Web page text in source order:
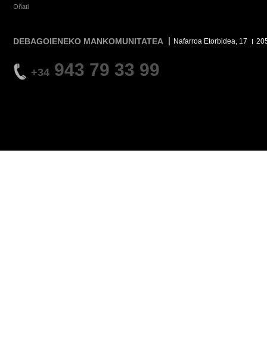
Oñati
DEBAGOIENEKO MANKOMUNITATEA Nafarroa Etorbidea, 17
+34 943 79 33 99